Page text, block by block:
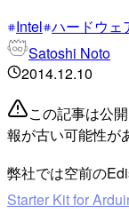
Intel ハードウェ
Satoshi Noto
2014.12.10
この記事は公
報が古い可能性が
弊社では空前の
Starter Kit for